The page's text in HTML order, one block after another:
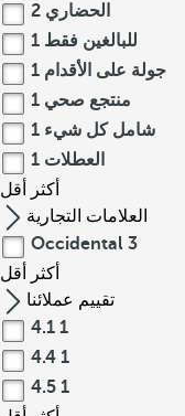
الحضاري 2
للبالغين فقط 1
جولة على الأقدام 1
منتجع صحي 1
شامل كل شيء 1
العطلات 1
أكثر
أقل
العلامات التجارية
Occidental 3
أكثر
أقل
تقييم عملائنا
4.1 1
4.4 1
4.5 1